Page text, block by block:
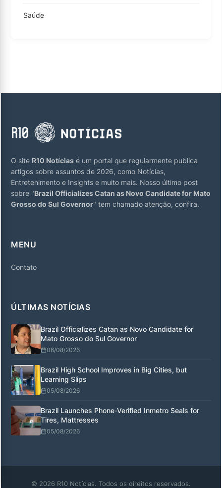
Saúde
O site R10 Notícias é um portal que regularmente publica
artigos sobre assuntos de 2026, como Notícias,
Entretenimento e Insights e muito mais. Nosso último post
sobre "Brazil Officializes Catan as Novo Candidate for Mato
Grosso do Sul Governor" tem chamado atenção, confira.
MENU
Contato
ÚLTIMAS NOTÍCIAS
Brazil Officializes Catan as Novo Candidate for
Mato Grosso do Sul Governor
06/08/2026
Brazil High School Improves in Big Cities, but
Learning Slips
05/08/2026
Brazil Launches Phone-Verified Inmetro Seals for
Tires, Mattresses
05/08/2026
© 2026 R10 Notícias. Todos os direitos reservados.